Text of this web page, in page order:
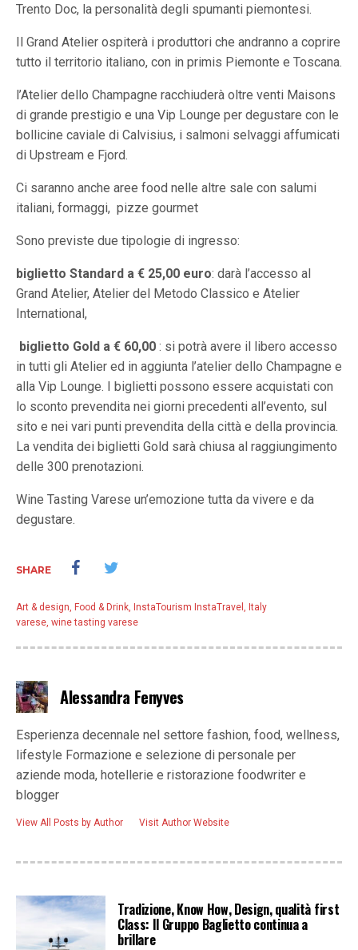
Trento Doc, la personalità degli spumanti piemontesi.
Il Grand Atelier ospiterà i produttori che andranno a coprire
tutto il territorio italiano, con in primis Piemonte e Toscana.
l’Atelier dello Champagne racchiuderà oltre venti Maisons
di grande prestigio e una Vip Lounge per degustare con le
bollicine caviale di Calvisius, i salmoni selvaggi affumicati
di Upstream e Fjord.
Ci saranno anche aree food nelle altre sale con salumi
italiani, formaggi, pizze gourmet
Sono previste due tipologie di ingresso:
biglietto Standard a € 25,00 euro: darà l’accesso al
Grand Atelier, Atelier del Metodo Classico e Atelier
International,
biglietto Gold a € 60,00 : si potrà avere il libero accesso
in tutti gli Atelier ed in aggiunta l’atelier dello Champagne e
alla Vip Lounge. I biglietti possono essere acquistati con
lo sconto prevendita nei giorni precedenti all’evento, sul
sito e nei vari punti prevendita della città e della provincia.
La vendita dei biglietti Gold sarà chiusa al raggiungimento
delle 300 prenotazioni.
Wine Tasting Varese un’emozione tutta da vivere e da
degustare.
SHARE
Art & design, Food & Drink, InstaTourism InstaTravel , Italy
varese, wine tasting varese
Alessandra Fenyves
Esperienza decennale nel settore fashion, food, wellness,
lifestyle Formazione e selezione di personale per
aziende moda, hotellerie e ristorazione foodwriter e
blogger
View All Posts by Author Visit Author Website
Tradizione, Know How, Design, qualità first
Class: Il Gruppo Baglietto continua a
brillare